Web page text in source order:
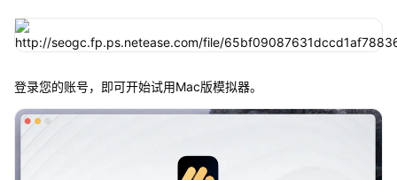
登录您的账号，即可开始试用Mac版模拟器。